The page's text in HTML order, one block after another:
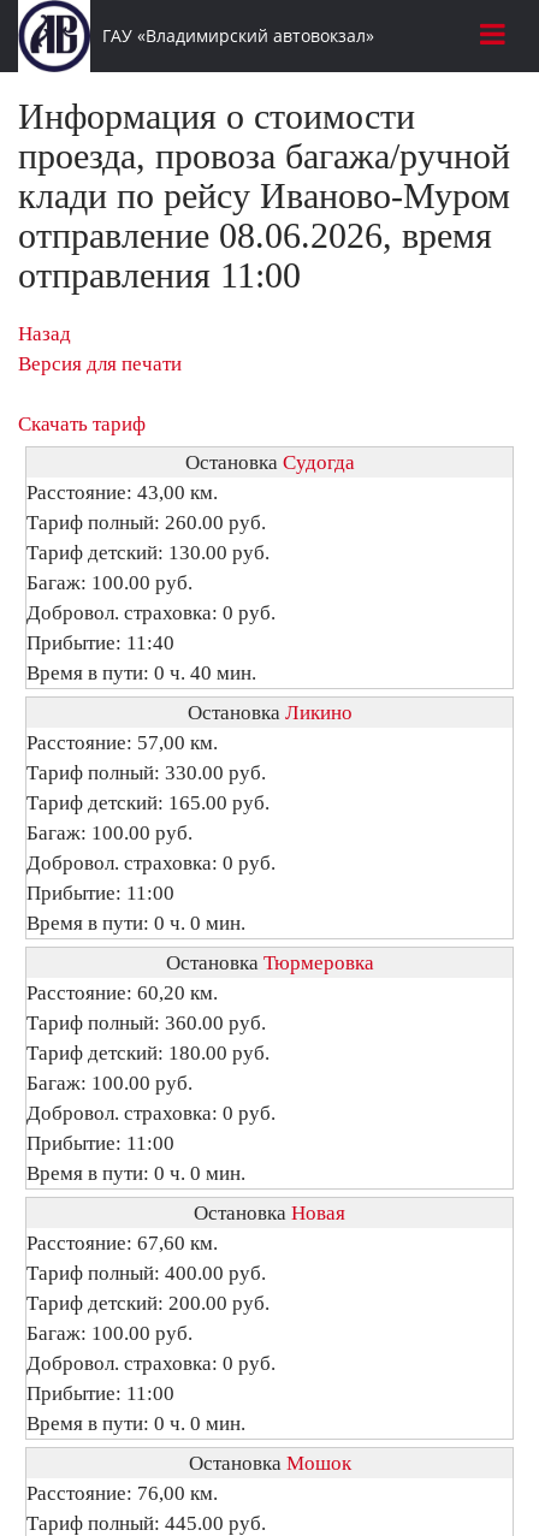
ГАУ «Владимирский автовокзал»
Информация о стоимости
проезда, провоза багажа/ручной
клади по рейсу Иваново-Муром
отправление 08.06.2026, время
отправления 11:00
Назад
Версия для печати
Скачать тариф
Остановка Судогда
Расстояние: 43,00 км.
Тариф полный: 260.00 руб.
Тариф детский: 130.00 руб.
Багаж: 100.00 руб.
Добровол. страховка: 0 руб.
Прибытие: 11:40
Время в пути: 0 ч. 40 мин.
Остановка Ликино
Расстояние: 57,00 км.
Тариф полный: 330.00 руб.
Тариф детский: 165.00 руб.
Багаж: 100.00 руб.
Добровол. страховка: 0 руб.
Прибытие: 11:00
Время в пути: 0 ч. 0 мин.
Остановка Тюрмеровка
Расстояние: 60,20 км.
Тариф полный: 360.00 руб.
Тариф детский: 180.00 руб.
Багаж: 100.00 руб.
Добровол. страховка: 0 руб.
Прибытие: 11:00
Время в пути: 0 ч. 0 мин.
Остановка Новая
Расстояние: 67,60 км.
Тариф полный: 400.00 руб.
Тариф детский: 200.00 руб.
Багаж: 100.00 руб.
Добровол. страховка: 0 руб.
Прибытие: 11:00
Время в пути: 0 ч. 0 мин.
Остановка Мошок
Расстояние: 76,00 км.
Тариф полный: 445.00 руб.